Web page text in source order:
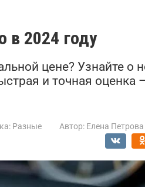
в 2024 году
цене? Узнайте о
и точная оценка –
Разные Автор: Елена Петрова